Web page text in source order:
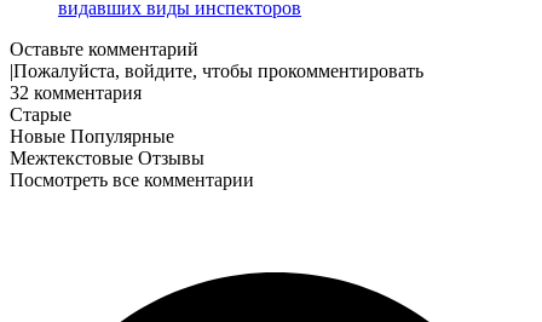
видавших виды инспекторов
Оставьте комментарий
Пожалуйста, войдите, чтобы прокомментировать
32 комментария
Старые
Новые Популярные
Межтекстовые Отзывы
Посмотреть все комментарии